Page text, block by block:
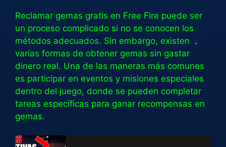
Reclamar gemas gratis en Free Fire puede ser
un proceso complicado si no se conocen los
métodos adecuados. Sin embargo, existen
varias formas de obtener gemas sin gastar
dinero real. Una de las maneras más comunes
es participar en eventos y misiones especiales
dentro del juego, donde se pueden completar
tareas específicas para ganar recompensas en
gemas.